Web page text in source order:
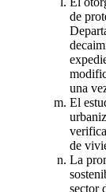
de
una
El
de
La
sector